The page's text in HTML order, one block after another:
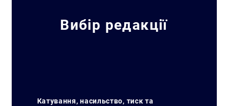
Вибір редакції
Катування, насильство, тиск та